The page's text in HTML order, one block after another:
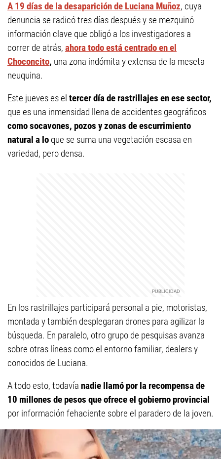
A 19 días de la desaparición de Luciana Muñoz, cuya
denuncia se radicó tres días después y se mezquinó
información clave que obligó a los investigadores a
correr de atrás, ahora todo está centrado en el
Choconcito, una zona indómita y extensa de la meseta
neuquina.
Este jueves es el tercer día de rastrillajes en ese sector,
que es una inmensidad llena de accidentes geográficos
como socavones, pozos y zonas de escurrimiento
natural a lo que se suma una vegetación escasa en
variedad, pero densa.
En los rastrillajes participará personal a pie, motoristas,
montada y también desplegaran drones para agilizar la
búsqueda. En paralelo, otro grupo de pesquisas avanza
sobre otras líneas como el entorno familiar, dealers y
conocidos de Luciana.
A todo esto, todavía nadie llamó por la recompensa de
10 millones de pesos que ofrece el gobierno provincial
por información fehaciente sobre el paradero de la joven.